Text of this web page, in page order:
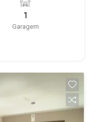
no imóvel; -
com armário;
em vidro; -
1
Garagem